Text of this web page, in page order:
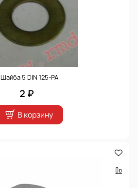
Шайба 5 DIN 125-PA
2 ₽
В корзину